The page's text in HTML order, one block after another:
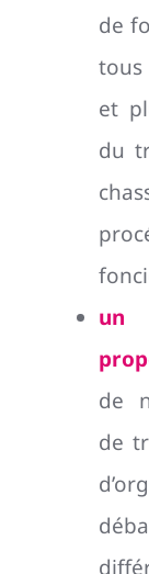
de
et
du
un
de
de